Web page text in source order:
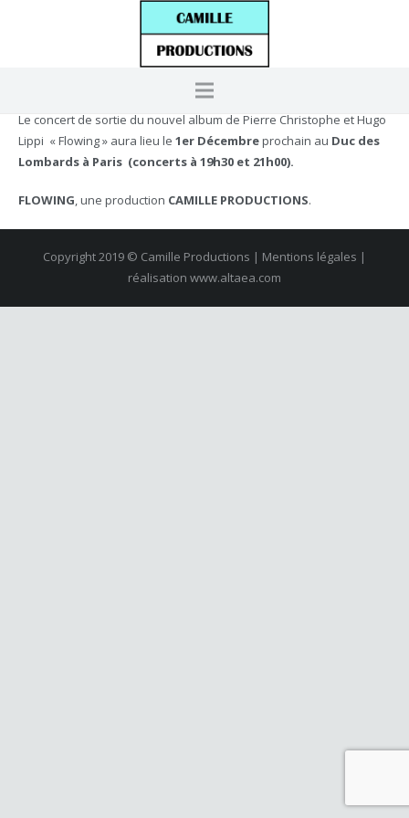
Le concert de sortie du nouvel album de Pierre Christophe et Hugo
Lippi « Flowing » aura lieu le 1er Décembreprochain au Duc des
Lombards à Paris (concerts à 19h30 et 21h00).
FLOWING, une production CAMILLE PRODUCTIONS.
Copyright 2019 © Camille Productions | Mentions légales |
réalisation www.altaea.com